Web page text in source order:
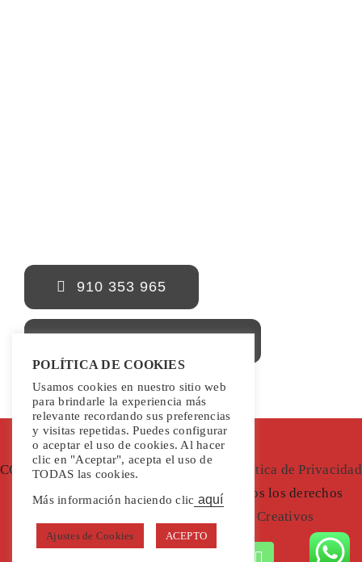
910 353 965
COPYRIGHT 2022 | Freno al Despido |
Política de Privacidad
Aviso Legal Política de Cookies| Todos los derechos
Diseñada por Thunder Creativos
POLÍTICA DE COOKIES
Usamos cookies en nuestro sitio web
para brindarle la experiencia más
relevante recordando sus preferencias
y visitas repetidas. Puedes configurar
o aceptar el uso de cookies. Al hacer
clic en "Aceptar", acepta el uso de
TODAS las cookies.
Más información haciendo clic aquí
Ajustes de Cookies ACEPTO